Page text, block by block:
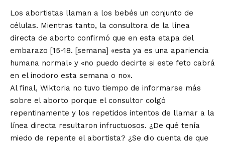
Los abortistas llaman a los bebés un conjunto de
células. Mientras tanto, la consultora de la línea
directa de aborto confirmó que en esta etapa del
embarazo [15-18. [semana] «esta ya es una apariencia
humana normal» y «no puedo decirte si este feto cabrá
en el inodoro esta semana o no».
Al final, Wiktoria no tuvo tiempo de informarse más
sobre el aborto porque el consultor colgó
repentinamente y los repetidos intentos de llamar a la
línea directa resultaron infructuosos. ¿De qué tenía
miedo de repente el abortista? ¿Se dio cuenta de que